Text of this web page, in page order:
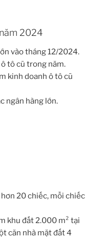
2024
vào tháng 12/2024.
tô cũ trong năm.
kinh doanh ô tô cũ
ngân hàng lớn.
20 chiếc, mỗi chiếc
khu đất 2.000 m² tại
căn nhà mặt đất 4